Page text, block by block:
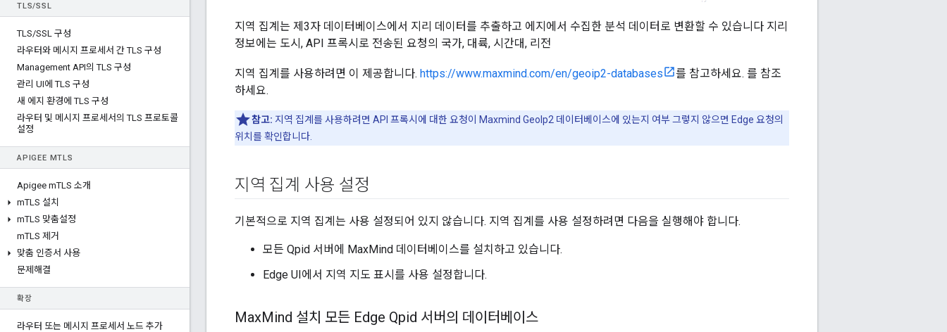
TLS/SSL
TLS/SSL 구성
라우터와 메시지 프로세서 간 TLS 구성
Management API의 TLS 구성
관리 UI에 TLS 구성
새 에지 환경에 TLS 구성
라우터 및 메시지 프로세서의 TLS 프로토콜
설정
APIGEE MTLS
Apigee mTLS 소개
mTLS 설치
mTLS 맞춤설정
mTLS 제거
맞춤 인증서 사용
문제해결
확장
라우터 또는 메시지 프로세서 노드 추가
지역 집계는 제3자 데이터베이스에서 지리 데이터를 추출하고 에지에서 수집한 분석 데이터로 변환할 수 있습니다 지리
정보에는 도시, API 프록시로 전송된 요청의 국가, 대륙, 시간대, 리전
지역 집계를 사용하려면 이 제공합니다. https://www.maxmind.com/en/geoip2-databases
를 참고하세요. 를 참조
하세요.
참고: 지역 집계를 사용하려면 API 프록시에 대한 요청이 Maxmind GeoIp2 데이터베이스에 있는지 여부 그렇지 않으면 Edge 요청의
위치를 확인합니다.
지역 집계 사용 설정
기본적으로 지역 집계는 사용 설정되어 있지 않습니다. 지역 집계를 사용 설정하려면 다음을 실행해야 합니다.
모든 Qpid 서버에 MaxMind 데이터베이스를 설치하고 있습니다.
Edge UI에서 지역 지도 표시를 사용 설정합니다.
MaxMind 설치 모든 Edge Qpid 서버의 데이터베이스